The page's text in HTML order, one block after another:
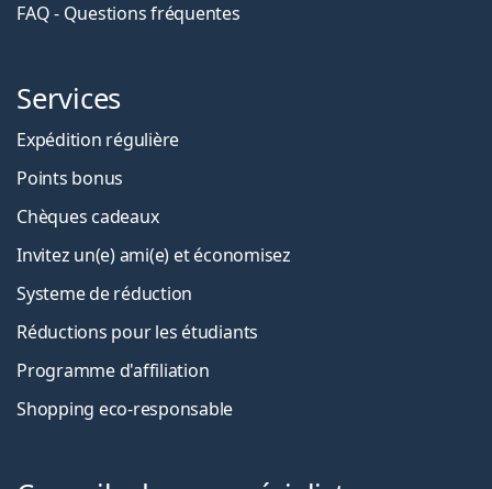
FAQ - Questions fréquentes
Services
Expédition régulière
Points bonus
Chèques cadeaux
Invitez un(e) ami(e) et économisez
Systeme de réduction
Réductions pour les étudiants
Programme d'affiliation
Shopping eco-responsable